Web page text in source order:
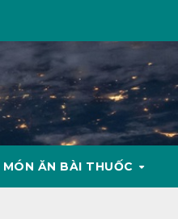
MÓN ĂN BÀI THUỐC